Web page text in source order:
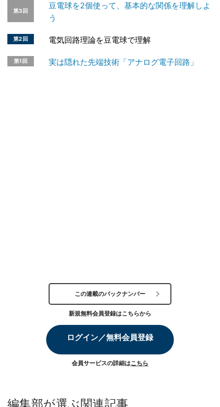
第3回
豆電球を2個使って、基本的な関係を理解しよ
う
第2回 電気回路理論を豆電球で理解
第1回 実は隠れた先端技術「アナログ電子回路」
この連載のバックナンバー
新規無料会員登録はこちらから
ログイン／無料会員登録
会員サービスの詳細はこちら
編集部が選ぶ関連記事